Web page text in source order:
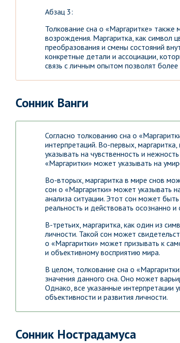
Абзац 3:
Толкование сна о «Маргаритке» также
возрождения. Маргаритка, как символ
преобразования и смены состояний
конкретные детали и ассоциации,
связь с личным опытом позволят
Сонник Ванги
Согласно толкованию сна о
интерпретаций. Во-первых,
указывать на чувственность и
«Маргаритки» может указывать на
Во-вторых, маргаритка в мире снов
сон о «Маргаритки» может указывать
анализа ситуации. Этот сон может
реальность и действовать осознанно и
В-третьих, маргаритка, как один из
личности. Такой сон может
о «Маргаритки» может призывать к
и объективному восприятию мира.
В целом, толкование сна о
значения данного сна. Оно может
Однако, все указанные интерпретации
объективности и развития личности.
Сонник Нострадамуса